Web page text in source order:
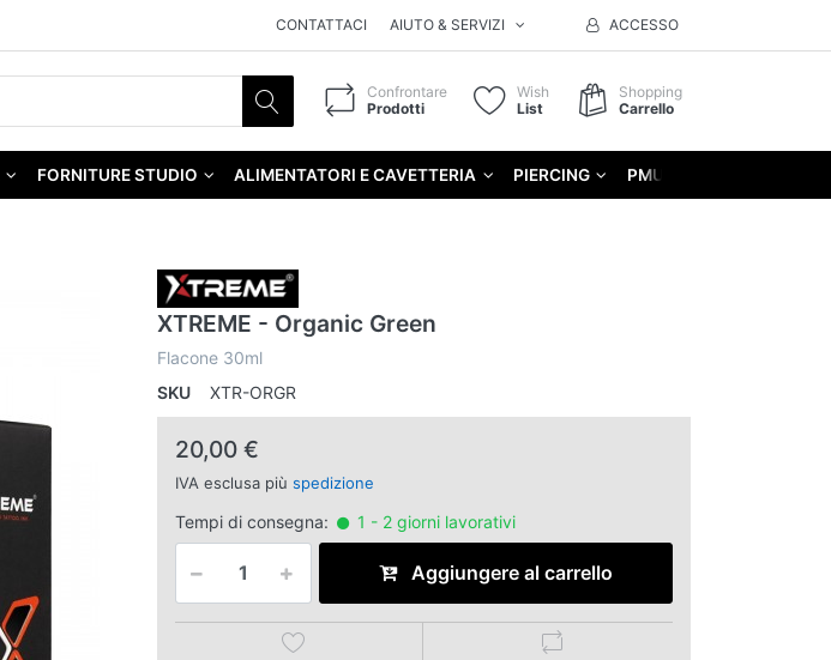
CONTATTACI AIUTO & SERVIZI ACCESSO
Confrontare
Prodotti
Wish
List
Shopping
Carrello
FORNITURE STUDIO ALIMENTATORI E CAVETTERIA PIERCING PMU
XTREME - Organic Green
Flacone 30ml
SKU
XTR-ORGR
20,00 €
IVA esclusa più spedizione
Tempi di consegna: 1 - 2 giorni lavorativi
Aggiungere al carrello